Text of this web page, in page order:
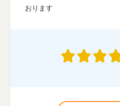
おります